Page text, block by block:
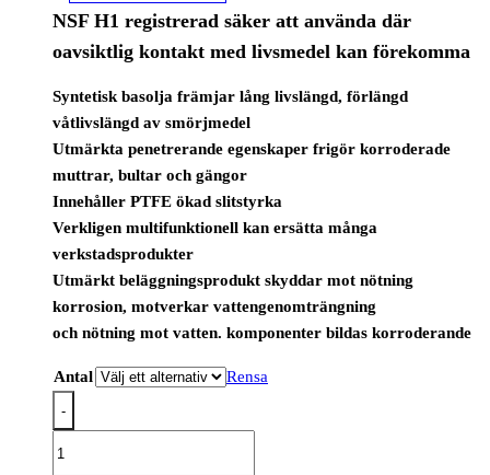
NSF H1 registrerad säker att använda där
oavsiktlig kontakt med livsmedel kan förekomma
Syntetisk basolja främjar lång livslängd, förlängd
våtlivslängd av smörjmedel
Utmärkta penetrerande egenskaper frigör korroderade
muttrar, bultar och gängor
Innehåller PTFE ökad slitstyrka
Verkligen multifunktionell kan ersätta många
verkstadsprodukter
Utmärkt beläggningsprodukt skyddar mot nötning
korrosion, motverkar vattengenomträngning
och nötning mot vatten. komponenter bildas korroderande
Antal Rensa
-